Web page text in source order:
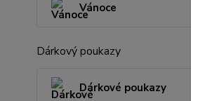
Vánoce
Dárkový poukazy
Dárkové poukazy